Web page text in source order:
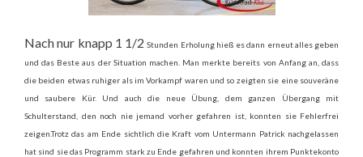
Nach nur knapp 1 1/2Stunden Erholung hieß es dann erneut alles geben
und das Beste aus der Situation machen. Man merkte bereits von Anfang an, dass
die beiden etwas ruhiger als im Vorkampf waren und so zeigten sie eine souveräne
und saubere Kür. Und auch die neue Übung, dem ganzen Übergang mit
Schulterstand, den noch nie jemand vorher gefahren ist, konnten sie Fehlerfrei
zeigen.Trotz das am Ende sichtlich die Kraft vom Untermann Patrick nachgelassen
hat sind sie das Programm stark zu Ende gefahren und konnten ihrem Punktekonto